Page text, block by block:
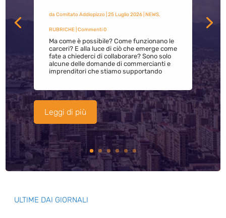
da Comitato Addiopizzo| 25 Luglio 2026| NEWS,
RUBRICHE| Commenti 0
Ma come è possibile? Come funzionano le
carceri? E alla luce di ciò che emerge come
fate a chiederci di collaborare? Sono solo
alcune delle domande di commercianti e
imprenditori che stiamo supportando
Leggi di più
ULTIME DAI GIORNALI